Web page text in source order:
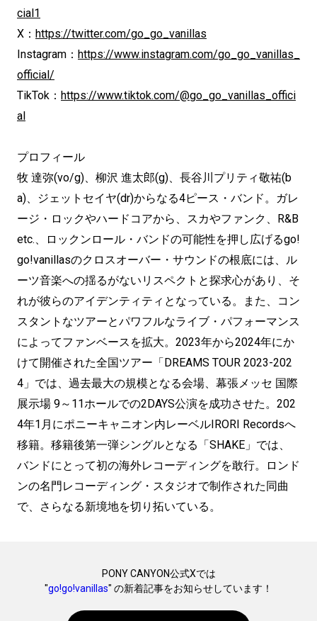
cial1
X： https://twitter.com/go_go_vanillas
Instagram： https://www.instagram.com/go_go_vanillas_
official/
TikTok： https://www.tiktok.com/@go_go_vanillas_offici
al
プロフィール
牧 達弥(vo/g)、柳沢 進太郎(g)、長谷川プリティ敬祐(b
a)、ジェットセイヤ(dr)からなる4ピース・バンド。ガレ
ージ・ロックやハードコアから、スカやファンク、R&B
etc.、ロックンロール・バンドの可能性を押し広げるgo!
go!vanillasのクロスオーバー・サウンドの根底には、ル
ーツ音楽への揺るがないリスペクトと探求心があり、そ
れが彼らのアイデンティティとなっている。また、コン
スタントなツアーとパワフルなライブ・パフォーマンス
によってファンベースを拡大。2023年から2024年にか
けて開催された全国ツアー「DREAMS TOUR 2023-202
4」では、過去最大の規模となる会場、幕張メッセ 国際
展示場 9～11ホールでの2DAYS公演を成功させた。202
4年1月にポニーキャニオン内レーベルIRORI Recordsへ
移籍。移籍後第一弾シングルとなる「SHAKE」では、
バンドにとって初の海外レコーディングを敢行。ロンド
ンの名門レコーディング・スタジオで制作された同曲
で、さらなる新境地を切り拓いている。
PONY CANYON公式Xでは
"go!go!vanillas" の新着記事をお知らせしています！